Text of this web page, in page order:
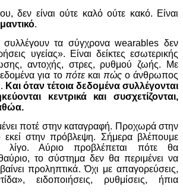
δεν είναι ούτε καλό ούτε κακό. Είναι
.
τα σύγχρονα wearables δεν
υγείας». Είναι δείκτες εσωτερικής
αντοχής, στρες, ρυθμού ζωής. Με
για το πότεκαι πώςο άνθρωπος
Και όταν τέτοια δεδομένα συλλέγονται
κεντρικά και συσχετίζονται,
ποτέ στην καταγραφή. Προχωρά στην
στην πρόβλεψη. Σήμερα βλέπουμε
λίγο. Αύριο προβλέπεται πότε θα
το σύστημα δεν θα περιμένει να
προληπτικά. Όχι με απαγορεύσεις,
ειδοποιήσεις, ρυθμίσεις, ήπια